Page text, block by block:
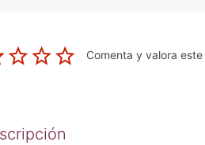
Comenta y valora